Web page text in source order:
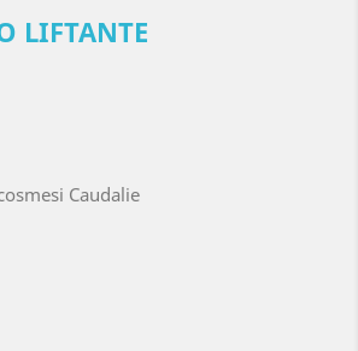
LIFTANTE
Caudalie